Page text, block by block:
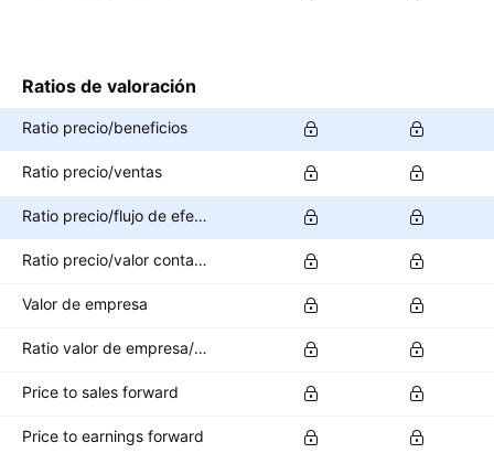
Ratios de valoración
Ratio precio/beneficios
Ratio precio/ventas
Ratio precio/flujo de efectivo
Ratio precio/valor contable
Valor de empresa
Ratio valor de empresa/EBITDA
Price to sales forward
Price to earnings forward